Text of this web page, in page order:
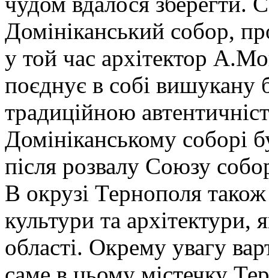
Домініканський собор,
у той час архітектор
поєднує в собі вишукану
традиційною
Домініканському соборі
після розвалу Союзу
В окрузі Тернополя
культури та архітектури,
області. Окрему увагу